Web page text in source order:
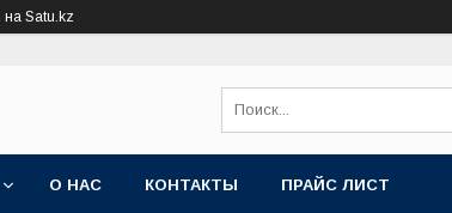
на Satu.kz
О НАС КОНТАКТЫ ПРАЙС ЛИСТ